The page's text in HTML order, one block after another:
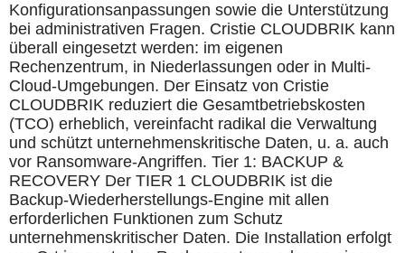
Konfigurationsanpassungen sowie die Unterstützung
bei administrativen Fragen. Cristie CLOUDBRIK kann
überall eingesetzt werden: im eigenen
Rechenzentrum, in Niederlassungen oder in Multi-
Cloud-Umgebungen. Der Einsatz von Cristie
CLOUDBRIK reduziert die Gesamtbetriebskosten
(TCO) erheblich, vereinfacht radikal die Verwaltung
und schützt unternehmenskritische Daten, u. a. auch
vor Ransomware-Angriffen. Tier 1: BACKUP &
RECOVERY Der TIER 1 CLOUDBRIK ist die
Backup-Wiederherstellungs-Engine mit allen
erforderlichen Funktionen zum Schutz
unternehmenskritischer Daten. Die Installation erfolgt